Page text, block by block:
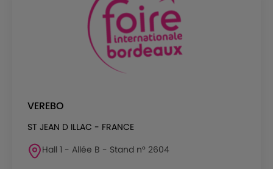
VEREBO
ST JEAN D ILLAC - FRANCE
Hall 1 - Allée B - Stand n° 2604